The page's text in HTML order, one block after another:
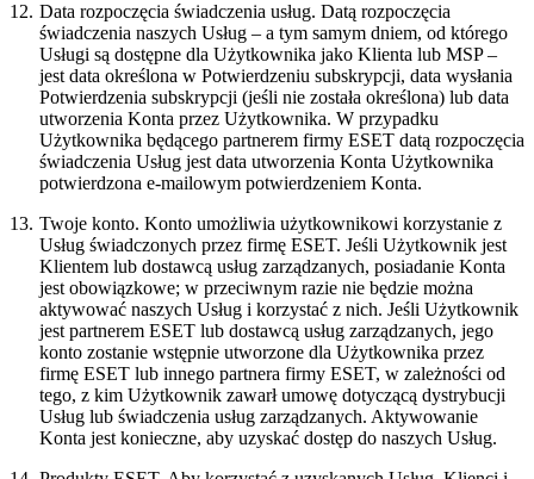
12. Data rozpoczęcia świadczenia usług. Datą rozpoczęcia
świadczenia naszych Usług – a tym samym dniem, od którego
Usługi są dostępne dla Użytkownika jako Klienta lub MSP –
jest data określona w Potwierdzeniu subskrypcji, data wysłania
Potwierdzenia subskrypcji (jeśli nie została określona) lub data
utworzenia Konta przez Użytkownika. W przypadku
Użytkownika będącego partnerem firmy ESET datą rozpoczęcia
świadczenia Usług jest data utworzenia Konta Użytkownika
potwierdzona e-mailowym potwierdzeniem Konta.
13. Twoje konto. Konto umożliwia użytkownikowi korzystanie z
Usług świadczonych przez firmę ESET. Jeśli Użytkownik jest
Klientem lub dostawcą usług zarządzanych, posiadanie Konta
jest obowiązkowe; w przeciwnym razie nie będzie można
aktywować naszych Usług i korzystać z nich. Jeśli Użytkownik
jest partnerem ESET lub dostawcą usług zarządzanych, jego
konto zostanie wstępnie utworzone dla Użytkownika przez
firmę ESET lub innego partnera firmy ESET, w zależności od
tego, z kim Użytkownik zawarł umowę dotyczącą dystrybucji
Usług lub świadczenia usług zarządzanych. Aktywowanie
Konta jest konieczne, aby uzyskać dostęp do naszych Usług.